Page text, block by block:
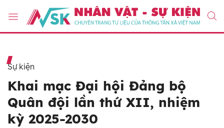
Sự kiện
Khai mạc Đại hội Đảng bộ
Quân đội lần thứ XII, nhiệm
kỳ 2025-2030